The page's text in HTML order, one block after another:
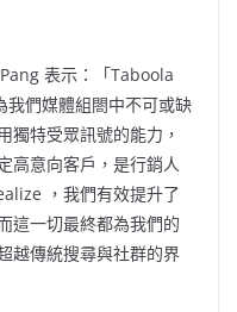
表示：「Taboola
我們媒體組閤中不可或缺
獨特受眾訊號的能力，
高意向客戶，是行銷人
，我們有效提升了
這一切最終都為我們的
越傳統搜尋與社群的界